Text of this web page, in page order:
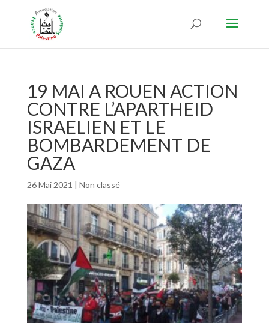
19 MAI A ROUEN ACTION
CONTRE L’APARTHEID
ISRAELIEN ET LE
BOMBARDEMENT DE
GAZA
26 Mai 2021 | Non classé